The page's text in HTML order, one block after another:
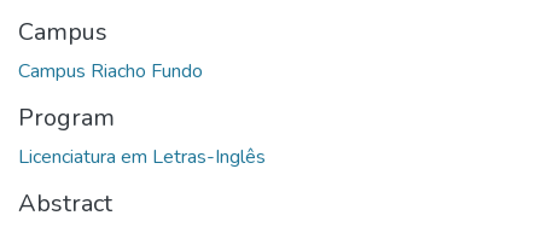
Campus
Campus Riacho Fundo
Program
Licenciatura em Letras-Inglês
Abstract